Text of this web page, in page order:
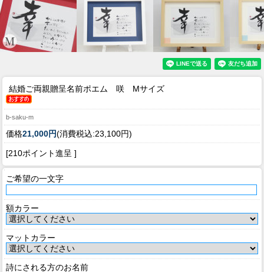
結婚ご両親贈呈名前ポエム 咲 Mサイズ
b-saku-m
価格21,000円(消費税込:23,100円)
[210ポイント進呈 ]
ご希望の一文字
額カラー
マットカラー
詩にされる方のお名前